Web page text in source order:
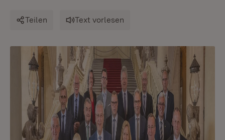
Teilen Text vorlesen